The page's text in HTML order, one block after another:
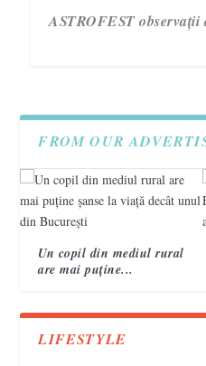
ASTROFEST
vascular cerebral 2
încheie a treia ediție.
FROM OUR
Un copil din mediul rural
are mai puține...
LIFESTYLE